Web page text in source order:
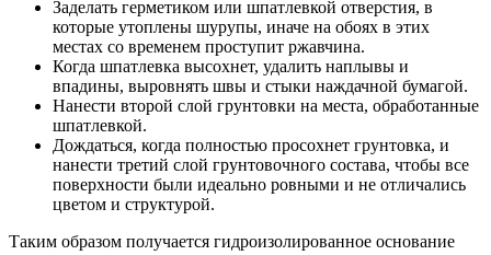
Заделать герметиком или шпатлевкой отверстия, в
которые утоплены шурупы, иначе на обоях в этих
местах со временем проступит ржавчина.
Когда шпатлевка высохнет, удалить наплывы и
впадины, выровнять швы и стыки наждачной бумагой.
Нанести второй слой грунтовки на места, обработанные
шпатлевкой.
Дождаться, когда полностью просохнет грунтовка, и
нанести третий слой грунтовочного состава, чтобы все
поверхности были идеально ровными и не отличались
цветом и структурой.
Таким образом получается гидроизолированное основание